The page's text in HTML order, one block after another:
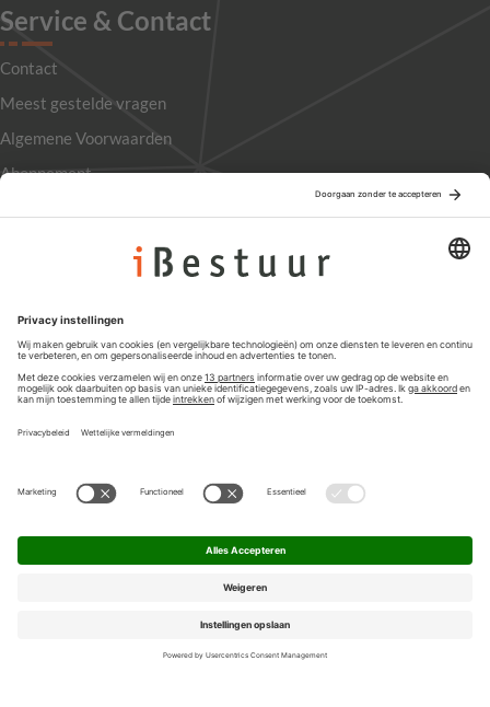
Service & Contact
Contact
Meest gestelde vragen
Algemene Voorwaarden
Abonnement
Privacyinstellingen